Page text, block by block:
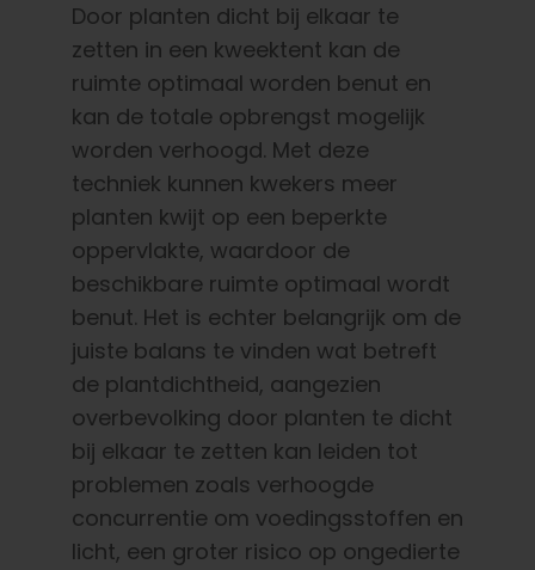
Door planten dicht bij elkaar te
zetten in een kweektent kan de
ruimte optimaal worden benut en
kan de totale opbrengst mogelijk
worden verhoogd. Met deze
techniek kunnen kwekers meer
planten kwijt op een beperkte
oppervlakte, waardoor de
beschikbare ruimte optimaal wordt
benut. Het is echter belangrijk om de
juiste balans te vinden wat betreft
de plantdichtheid, aangezien
overbevolking door planten te dicht
bij elkaar te zetten kan leiden tot
problemen zoals verhoogde
concurrentie om voedingsstoffen en
licht, een groter risico op ongedierte